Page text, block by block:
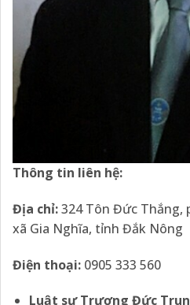
Thông tin liên hệ:
Địa chỉ:324 Tôn Đức Thắng,
xã Gia Nghĩa, tỉnh Đắk Nông
Điện thoại: 0905 333 560
Luật sư Trương Đức